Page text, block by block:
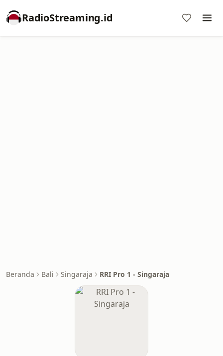
RadioStreaming.id
Beranda Bali Singaraja RRI Pro 1 - Singaraja